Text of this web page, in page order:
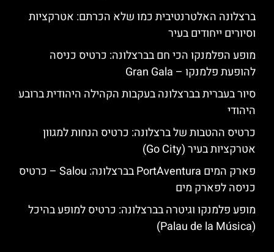
ברצלונה האלטרנטיבית כמו שלא הכרתם: אטרקציות
וסיורים ייחודים בעיר
מופע הפלמנקו הכי חם בברצלונה: כרטיס כניסה
להופעת פלמנקו – Gran Gala
סיור בעברית בברצלונה בעקבות הקהילה היהודית ברובע
היהודי
כרטיס ההטבות של ברצלונה: כרטיס הנחות למגוון
אטרקציות בעיר (Go City)
פארק המים PortAventura בברצלונה: Salou – כרטיס
כניסה לפארק מים
מופע פלמנקו וגיטרה בברצלונה: כרטיס למופע בהיכל
(Palau de la Música)